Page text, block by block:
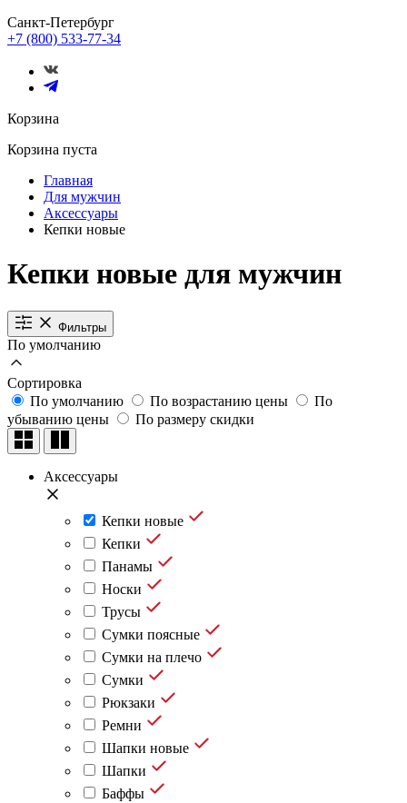
Санкт-Петербург
+7 (800) 533-77-34
Корзина
Корзина пуста
Главная
Для мужчин
Аксессуары
Кепки новые
Кепки новые для мужчин
Фильтры
По умолчанию
Сортировка
По умолчанию
По возрастанию цены
По
убыванию цены
По размеру скидки
Аксессуары
Кепки новые
Кепки
Панамы
Носки
Трусы
Сумки поясные
Сумки на плечо
Сумки
Рюкзаки
Ремни
Шапки новые
Шапки
Баффы